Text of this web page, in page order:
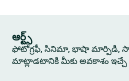
ఆర్ట్స్
ఫోటోగ్రఫీ, సినిమా, భాషా మార్పిడి,
మాట్లాడటానికి మీకు అవకాశం ఇచ్చే